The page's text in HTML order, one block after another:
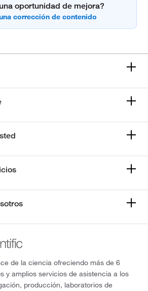
oportunidad de mejora?
de la ciencia ofreciendo más de 6
y amplios servicios de asistencia a los
producción, laboratorios de